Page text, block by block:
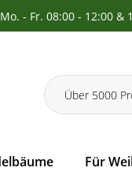
springen
- Fr. 08:00 - 12:00 &
Für